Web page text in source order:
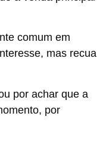
comum em
mas recua
por achar que a
por